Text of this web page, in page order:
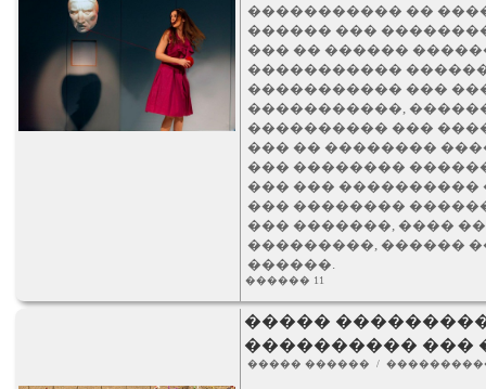
����������� ��
������ ���
��� �� ������
�����������
����������� ���
�����������,
���������� ���
��� �� ��������
��� ��������
��� ��� ����������
��� ��������
��� �������, ����
���������, ������
������.
������ 11
�����
���������� ���
����� ������ /